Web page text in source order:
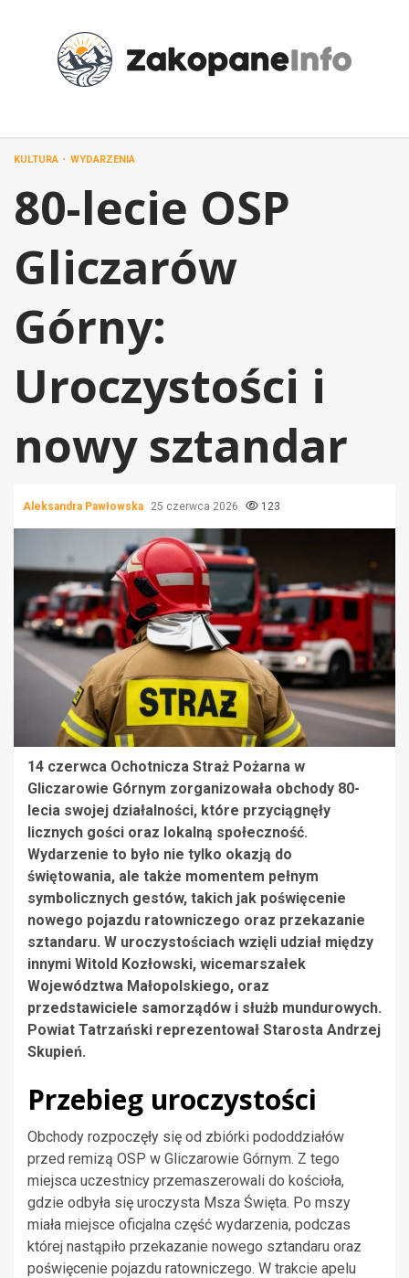
KULTURA WYDARZENIA
80-lecie OSP
Gliczarów
Górny:
Uroczystości i
nowy sztandar
Aleksandra Pawłowska 25 czerwca 2026 123
14 czerwca Ochotnicza Straż Pożarna w
Gliczarowie Górnym zorganizowała obchody 80-
lecia swojej działalności, które przyciągnęły
licznych gości oraz lokalną społeczność.
Wydarzenie to było nie tylko okazją do
świętowania, ale także momentem pełnym
symbolicznych gestów, takich jak poświęcenie
nowego pojazdu ratowniczego oraz przekazanie
sztandaru. W uroczystościach wzięli udział między
innymi Witold Kozłowski, wicemarszałek
Województwa Małopolskiego, oraz
przedstawiciele samorządów i służb mundurowych.
Powiat Tatrzański reprezentował Starosta Andrzej
Skupień.
Przebieg uroczystości
Obchody rozpoczęły się od zbiórki pododdziałów
przed remizą OSP w Gliczarowie Górnym. Z tego
miejsca uczestnicy przemaszerowali do kościoła,
gdzie odbyła się uroczysta Msza Święta. Po mszy
miała miejsce oficjalna część wydarzenia, podczas
której nastąpiło przekazanie nowego sztandaru oraz
poświęcenie pojazdu ratowniczego. W trakcie apelu